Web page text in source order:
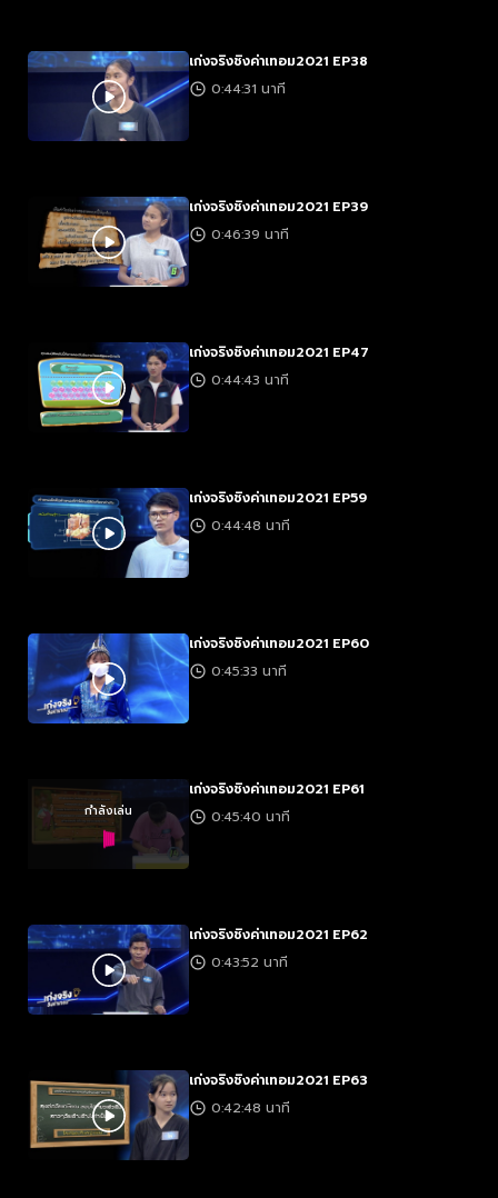
เก่งจริงชิงค่าเทอม2021 EP38
0:44:31 นาที
เก่งจริงชิงค่าเทอม2021 EP39
0:46:39 นาที
เก่งจริงชิงค่าเทอม2021 EP47
0:44:43 นาที
เก่งจริงชิงค่าเทอม2021 EP59
0:44:48 นาที
เก่งจริงชิงค่าเทอม2021 EP60
0:45:33 นาที
กำลังเล่น
เก่งจริงชิงค่าเทอม2021 EP61
0:45:40 นาที
เก่งจริงชิงค่าเทอม2021 EP62
0:43:52 นาที
เก่งจริงชิงค่าเทอม2021 EP63
0:42:48 นาที